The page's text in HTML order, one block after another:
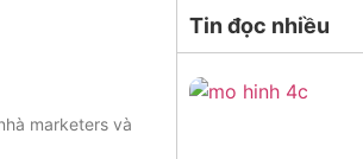
marketers và
Tin đọc nhiều